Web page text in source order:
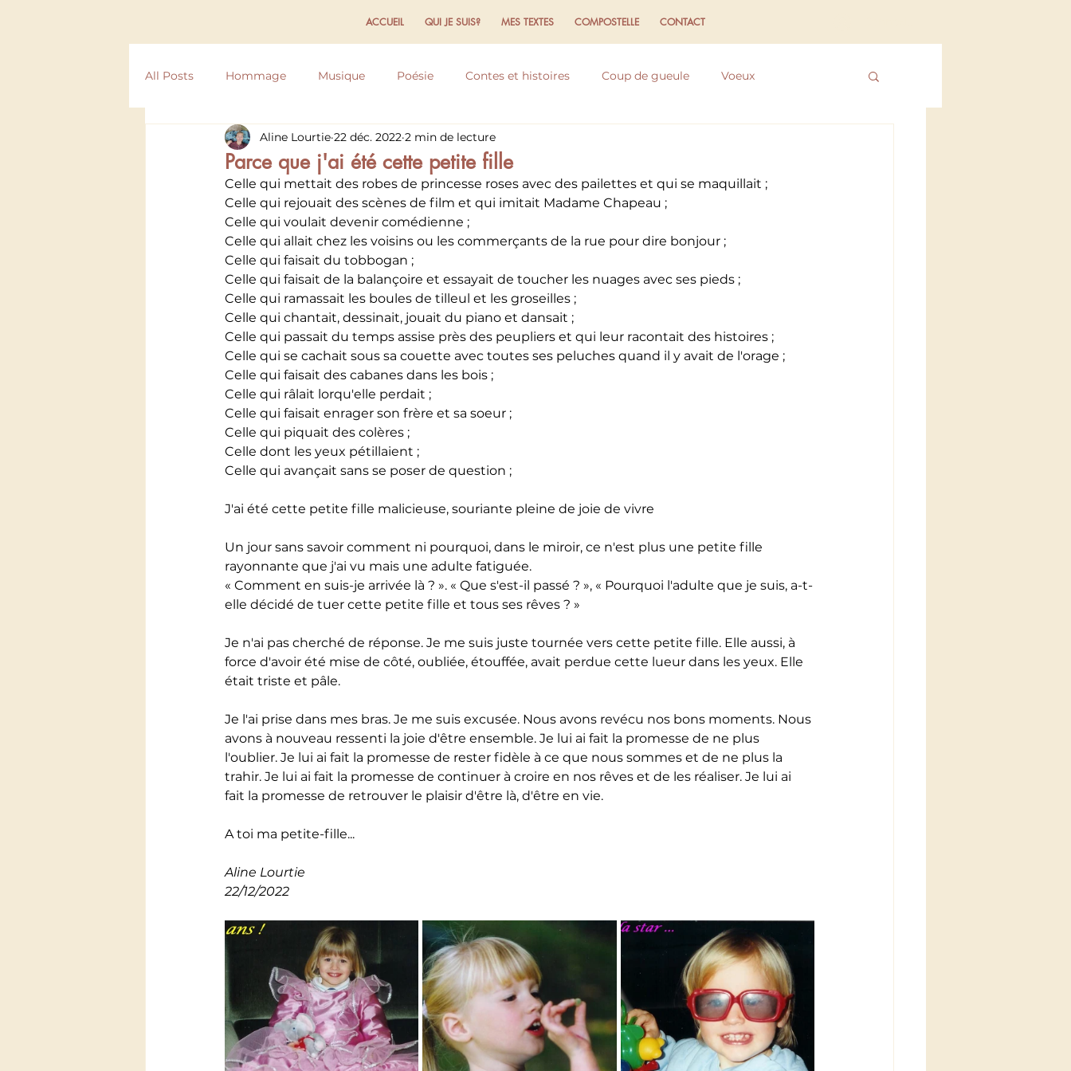
ACCUEIL QUI JE SUIS? MES TEXTES COMPOSTELLE CONTACT
All Posts Hommage Musique Poésie Contes et histoires Coup de gueule Voeux
Compostelle Texte Réflexions Expériences et ressentis
Parce que j'ai été cette petite fille
Aline Lourtie 22 déc. 2022 2 min de lecture
Celle qui mettait des robes de princesse roses avec des pailettes et qui se maquillait ;
Celle qui rejouait des scènes de film et qui imitait Madame Chapeau ;
Celle qui voulait devenir comédienne ;
Celle qui allait chez les voisins ou les commerçants de la rue pour dire bonjour ;
Celle qui faisait du tobbogan ;
Celle qui faisait de la balançoire et essayait de toucher les nuages avec ses pieds ;
Celle qui ramassait les boules de tilleul et les groseilles ;
Celle qui chantait, dessinait, jouait du piano et dansait ;
Celle qui passait du temps assise près des peupliers et qui leur racontait des histoires ;
Celle qui se cachait sous sa couette avec toutes ses peluches quand il y avait de l'orage ;
Celle qui faisait des cabanes dans les bois ;
Celle qui râlait lorqu'elle perdait ;
Celle qui faisait enrager son frère et sa soeur ;
Celle qui piquait des colères ;
Celle dont les yeux pétillaient ;
Celle qui avançait sans se poser de question ;
J'ai été cette petite fille malicieuse, souriante pleine de joie de vivre
Un jour sans savoir comment ni pourquoi, dans le miroir, ce n'est plus une petite fille
rayonnante que j'ai vu mais une adulte fatiguée.
« Comment en suis-je arrivée là ? ». « Que s'est-il passé ? », « Pourquoi l'adulte que je suis, a-t-
elle décidé de tuer cette petite fille et tous ses rêves ? »
Je n'ai pas cherché de réponse. Je me suis juste tournée vers cette petite fille. Elle aussi, à
force d'avoir été mise de côté, oubliée, étouffée, avait perdue cette lueur dans les yeux. Elle
était triste et pâle.
Je l'ai prise dans mes bras. Je me suis excusée. Nous avons revécu nos bons moments. Nous
avons à nouveau ressenti la joie d'être ensemble. Je lui ai fait la promesse de ne plus
l'oublier. Je lui ai fait la promesse de rester fidèle à ce que nous sommes et de ne plus la
trahir. Je lui ai fait la promesse de continuer à croire en nos rêves et de les réaliser. Je lui ai
fait la promesse de retrouver le plaisir d'être là, d'être en vie.
A toi ma petite-fille...
Aline Lourtie
22/12/2022